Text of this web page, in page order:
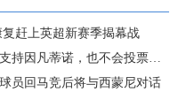
赶上英超新赛季揭幕战
因凡蒂诺，也不会投票给他
员回马竞后将与西蒙尼对话